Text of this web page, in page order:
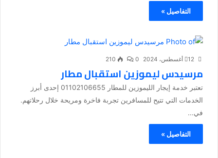
التفاصيل »
12 أغسطس، 2024 0
210
مرسيدس ليموزين استقبال مطار
تعتبر خدمة إيجار الليموزين للمطار 01102106655 إحدى أبرز
الخدمات التي تتيح للمسافرين تجربة فاخرة ومريحة خلال رحلاتهم.
في...
التفاصيل »